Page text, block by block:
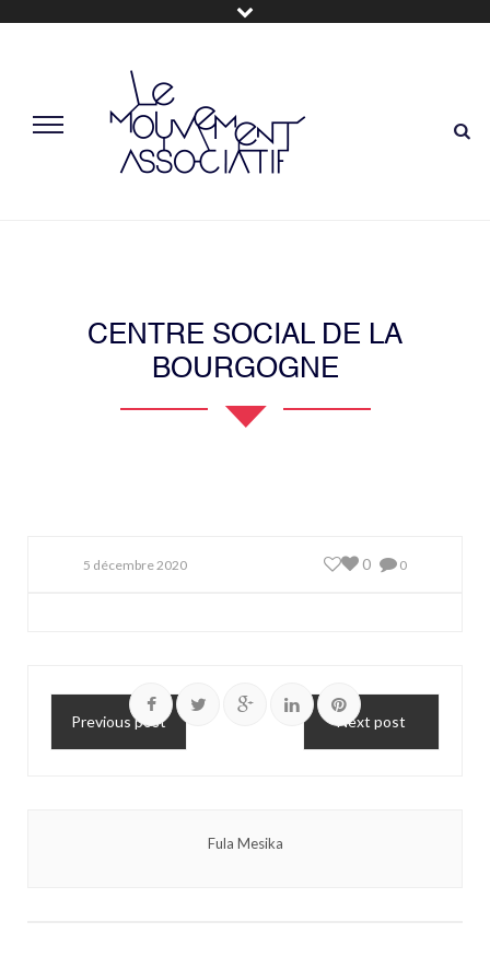
CENTRE SOCIAL DE LA
BOURGOGNE
5 décembre 2020 0
0
Previous post Next post
Fula Mesika